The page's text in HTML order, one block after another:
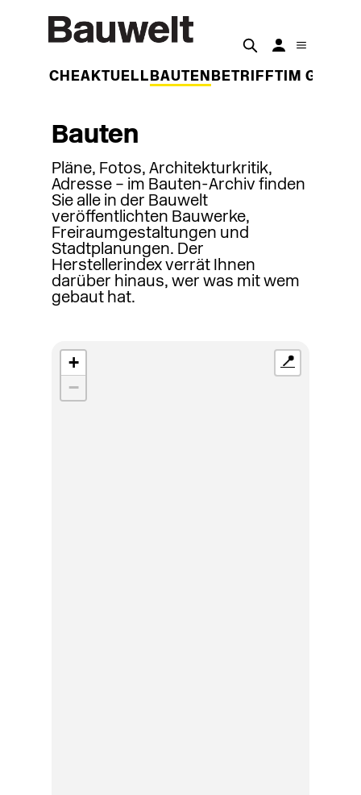
WOCHEAKTUELL BAUTEN BETRIFFT IM
Bauten
Pläne, Fotos, Architekturkritik,
Adresse – im Bauten-Archiv finden
Sie alle in der Bauwelt
veröffentlichten Bauwerke,
Freiraumgestaltungen und
Stadtplanungen. Der
Herstellerindex verrät Ihnen
darüber hinaus, wer was mit wem
gebaut hat.
+
−
📍